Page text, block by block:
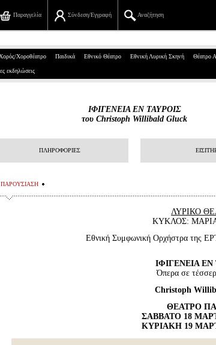
Αναζήτηση
Σύνδεση/Εγγραφή
Παραγγελία
Πανεπιστημίου 39, Αθήνα
Αναζήτηση παραγγελίας
Χοροθέατρο Παιδικά Εθνικό Θέατρο Εθνική Λυρική Σκηνή Θέατρο
εκδηλώσεις
ΙΦΙΓΕΝΕΙΑ ΕΝ ΤΑΥΡΟΙΣ
του Christoph Willibald Gluck
ΠΛΗΡΟΦΟΡΙΕΣ
ΠΑΡΟΥΣΙΑΣΗ
ΛΥΡΙΚΟ
ΚΥΚΛΟΣ:
Εθνική Συμφωνική Ορχήστρα της
ΙΦΙΓΕΝΕΙΑ ΕΝ
Όπερα σε
Christoph
ΘΕΑΤΡΟ
ΣΑΒΒΑΤΟ 18
ΚΥΡΙΑΚΗ 19